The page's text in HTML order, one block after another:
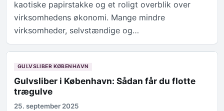
kaotiske papirstakke og et roligt overblik over
virksomhedens økonomi. Mange mindre
virksomheder, selvstændige og…
GULVSLIBER KØBENHAVN
Gulvsliber i København: Sådan får du flotte
trægulve
25. september 2025